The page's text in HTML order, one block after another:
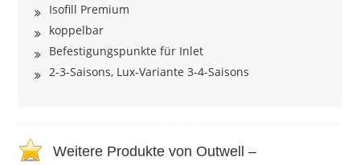
Isofill Premium
koppelbar
Befestigungspunkte für Inlet
2-3-Saisons, Lux-Variante 3-4-Saisons
Weitere Produkte von Outwell –